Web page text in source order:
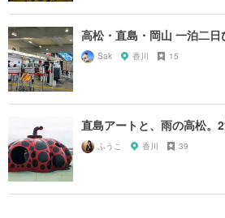
高松・直島・岡山 一泊二日
Sak 香川 15
直島アートと、雨の高松。
ふうこ 香川 39